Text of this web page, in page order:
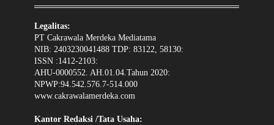
Legalitas:
PT Cakrawala Merdeka Mediatama
NIB: 2403230041488 TDP: 83122, 58130:
ISSN :1412-2103:
AHU-0000552. AH.01.04.Tahun 2020:
NPWP:94.542.576.7-514.000
www.cakrawalamerdeka.com
Kantor Redaksi /Tata Usaha: